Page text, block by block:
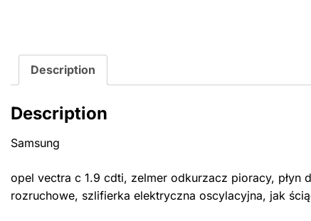
Description
Description
Samsung
opel vectra c 1.9 cdti, zelmer odkurzacz pioracy, płyn
rozruchowe, szlifierka elektryczna oscylacyjna, jak